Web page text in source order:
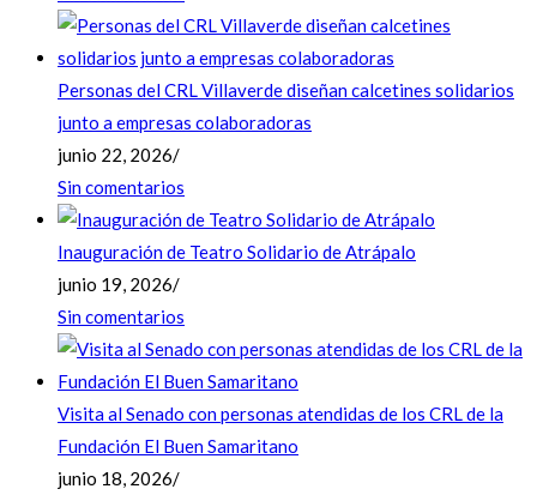
Personas del CRL Villaverde diseñan calcetines solidarios
junto a empresas colaboradoras
junio 22, 2026/
Sin comentarios
Inauguración de Teatro Solidario de Atrápalo
junio 19, 2026/
Sin comentarios
Visita al Senado con personas atendidas de los CRL de la
Fundación El Buen Samaritano
junio 18, 2026/